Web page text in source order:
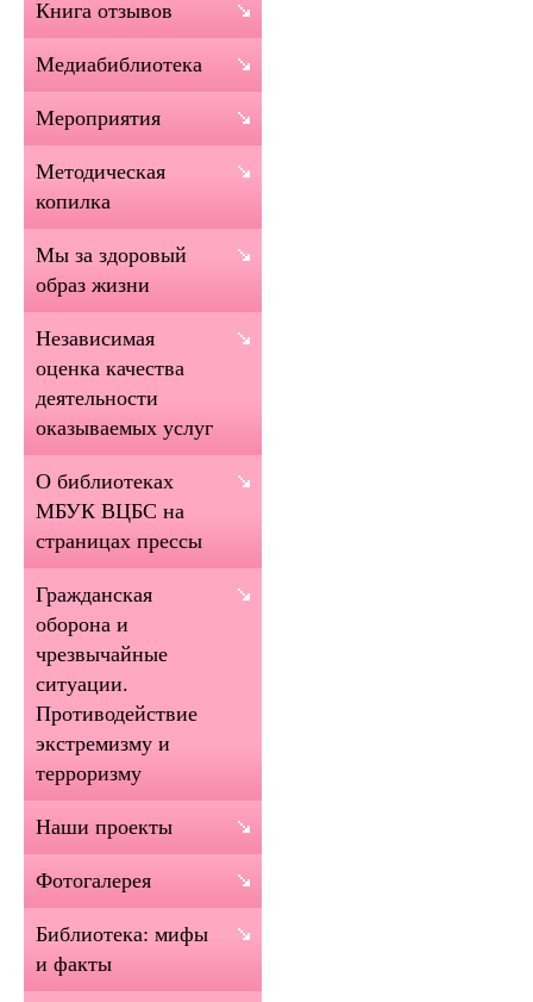
Книга отзывов
Медиабиблиотека
Мероприятия
Методическая
копилка
Мы за здоровый
образ жизни
Независимая
оценка качества
деятельности
оказываемых услуг
О библиотеках
МБУК ВЦБС на
страницах прессы
Гражданская
оборона и
чрезвычайные
ситуации.
Противодействие
экстремизму и
терроризму
Наши проекты
Фотогалерея
Библиотека: мифы
и факты